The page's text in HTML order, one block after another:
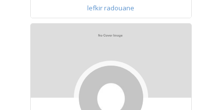
lefkir radouane